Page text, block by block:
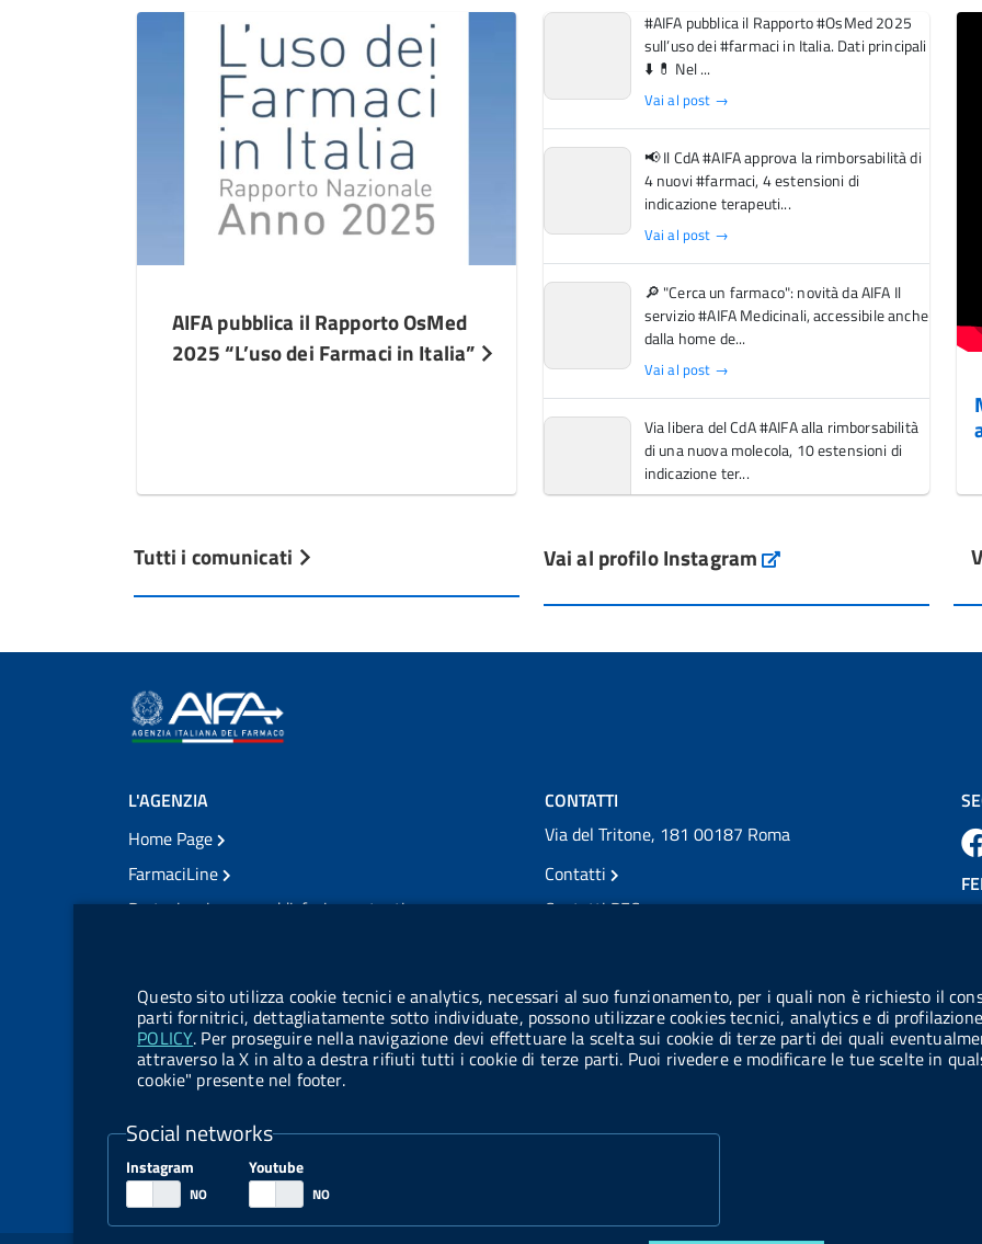
AIFA pubblica il Rapporto OsMed
2025 “L’uso dei Farmaci in Italia”
Tutti i comunicati
#AIFA pubblica il Rapporto #OsMed 2025
sull’uso dei #farmaci in Italia. Dati principali
⬇️ 💊 Nel ...
Vai al post →
📢 Il CdA #AIFA approva la rimborsabilità di
4 nuovi #farmaci, 4 estensioni di
indicazione terapeuti...
Vai al post →
🔎 "Cerca un farmaco": novità da AIFA Il
servizio #AIFA Medicinali, accessibile anche
dalla home de...
Vai al post →
Via libera del CdA #AIFA alla rimborsabilità
di una nuova molecola, 10 estensioni di
indicazione ter...
L'Italia si conferma tra i primi Paesi europei
dal Servi...
Vai al profilo Instagram Instagram
Questo sito utilizza cookie tecnici e analytics, necessari al suo funzionamento, per i quali non è richiesto il
parti fornitrici, dettagliatamente sotto individuate, possono utilizzare cookies tecnici, analytics e di
POLICY. Per proseguire nella navigazione devi effettuare la scelta sui cookie di terze parti dei quali
attraverso la X in alto a destra rifiuti tutti i cookie di terze parti. Puoi rivedere e modificare le tue scelte in
cookie" presente nel footer.
Social networks
Instagram Youtube
L'AGENZIA
Home Page
FarmaciLine
Partecipazione e soddisfazione utenti
Amministrazione Trasparente
Atti di notifica
Pubblicità legale
TrovaNormeFarmaco
Bandi di Gara e Contratti
CONTATTI
Via del Tritone, 181 00187 Roma
Contatti
Contatti PEC
Codice Fiscale: 97345810580
Codice IPA AIFA: aifa_rm
Codice IPA UCB: UFE1TR